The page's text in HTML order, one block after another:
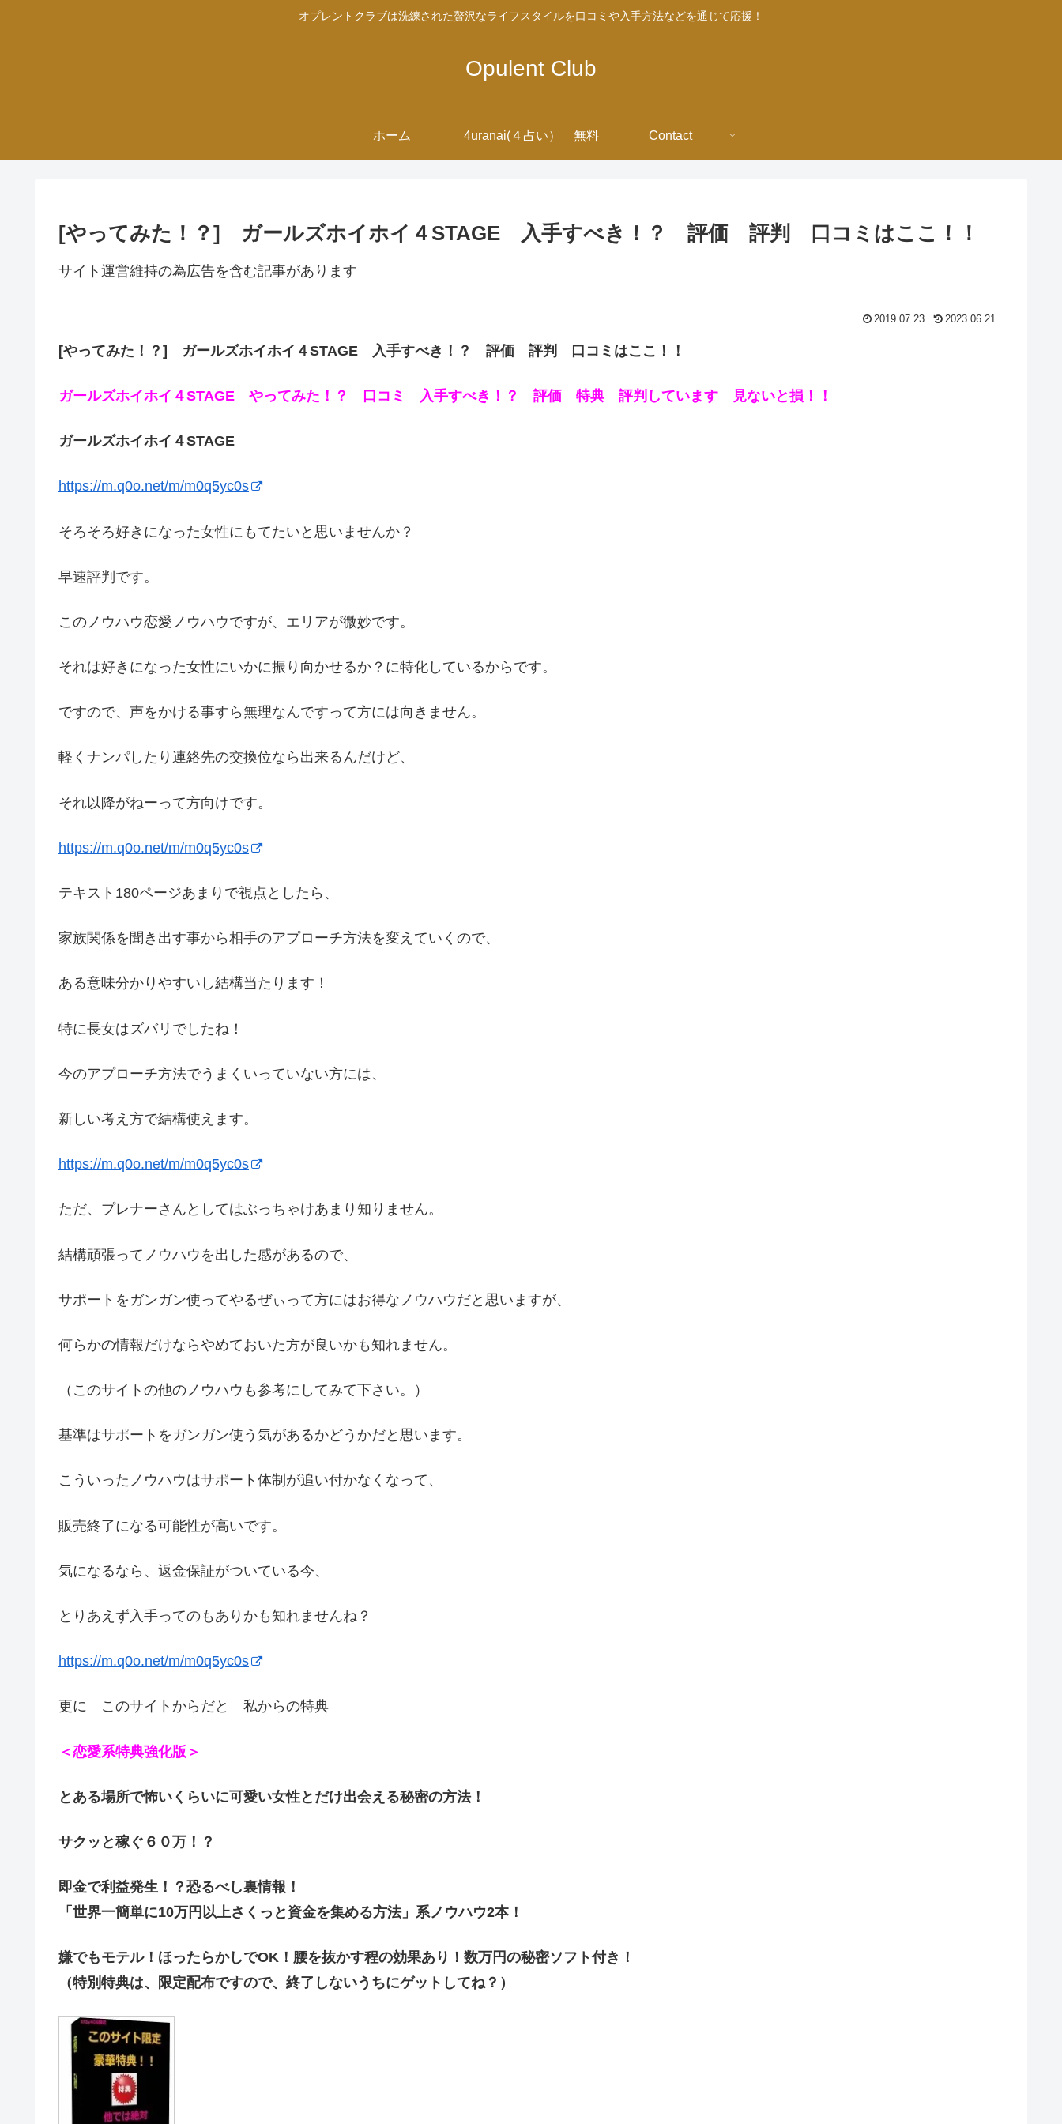
オプレントクラブは洗練された贅沢なライフスタイルを口コミや入手方法などを通じて応援！
Opulent Club
ホーム 4uranai(４占い） 無料 Contact
[やってみた！？] ガールズホイホイ４STAGE 入手すべき！？ 評価 評判 口コミはここ！！
サイト運営維持の為広告を含む記事があります
2019.07.23 2023.06.21
[やってみた！？] ガールズホイホイ４STAGE 入手すべき！？ 評価 評判 口コミはここ！！
ガールズホイホイ４STAGE やってみた！？ 口コミ 入手すべき！？ 評価 特典 評判しています 見ないと損！！
ガールズホイホイ４STAGE
https://m.q0o.net/m/m0q5yc0s
そろそろ好きになった女性にもてたいと思いませんか？
早速評判です。
このノウハウ恋愛ノウハウですが、エリアが微妙です。
それは好きになった女性にいかに振り向かせるか？に特化しているからです。
ですので、声をかける事すら無理なんですって方には向きません。
軽くナンパしたり連絡先の交換位なら出来るんだけど、
それ以降がねーって方向けです。
https://m.q0o.net/m/m0q5yc0s
テキスト180ページあまりで視点としたら、
家族関係を聞き出す事から相手のアプローチ方法を変えていくので、
ある意味分かりやすいし結構当たります！
特に長女はズバリでしたね！
今のアプローチ方法でうまくいっていない方には、
新しい考え方で結構使えます。
https://m.q0o.net/m/m0q5yc0s
ただ、プレナーさんとしてはぶっちゃけあまり知りません。
結構頑張ってノウハウを出した感があるので、
サポートをガンガン使ってやるぜぃって方にはお得なノウハウだと思いますが、
何らかの情報だけならやめておいた方が良いかも知れません。
（このサイトの他のノウハウも参考にしてみて下さい。）
基準はサポートをガンガン使う気があるかどうかだと思います。
こういったノウハウはサポート体制が追い付かなくなって、
販売終了になる可能性が高いです。
気になるなら、返金保証がついている今、
とりあえず入手ってのもありかも知れませんね？
https://m.q0o.net/m/m0q5yc0s
更に このサイトからだと 私からの特典
＜恋愛系特典強化版＞
とある場所で怖いくらいに可愛い女性とだけ出会える秘密の方法！
サクッと稼ぐ６０万！？
即金で利益発生！？恐るべし裏情報！
「世界一簡単に10万円以上さくっと資金を集める方法」系ノウハウ2本！
嫌でもモテル！ほったらかしでOK！腰を抜かす程の効果あり！数万円の秘密ソフト付き！
（特別特典は、限定配布ですので、終了しないうちにゲットしてね？）